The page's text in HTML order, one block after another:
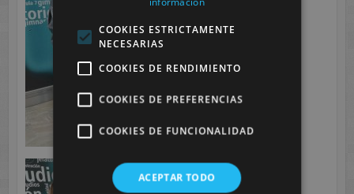
COOKIES ESTRICTAMENTE
NECESARIAS
COOKIES DE RENDIMIENTO
COOKIES DE PREFERENCIAS
COOKIES DE FUNCIONALIDAD
ACEPTAR TODO